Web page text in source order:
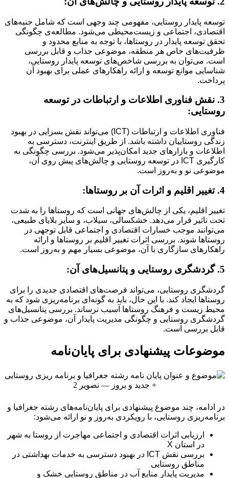
توسعه پایدار روستایی، مفهومی چند وجهی است که شامل جنبه‌های
اقتصادی، اجتماعی و زیست‌محیطی می‌شود. مطالعه‌ی چگونگی
تحقق توسعه پایدار در روستاها، با توجه به منابع محدود و
ظرفیت‌های خاص هر منطقه، موضوعی جذاب و قابل بررسی
است. می‌توان به بررسی شاخص‌های توسعه پایدار روستایی،
شناسایی موانع توسعه و ارائه راهکارهای عملی برای بهبود آن
پرداخت.
3. نقش فناوری اطلاعات و ارتباطات در توسعه
روستایی:
فناوری اطلاعات و ارتباطات (ICT) می‌تواند نقش بسزایی در بهبود
زندگی روستاییان داشته باشد. از طریق اینترنت، دسترسی به
اطلاعات و بازارهای جدید امکان‌پذیر می‌شود. بررسی چگونگی به
کارگیری ICT در توسعه روستایی و چالش‌های پیش روی آن،
موضوعی نو و به‌روز است.
4. تغییر اقلیم و اثرات آن بر روستاها:
تغییر اقلیم، یکی از چالش‌های جهانی است که روستاها را به شدت
تحت تاثیر قرار می‌دهد. خشکسالی، سیلاب، و سایر بلایای طبیعی،
می‌توانند موجب خسارات اقتصادی و اجتماعی قابل توجهی در
روستاها شوند. بررسی اثرات تغییر اقلیم بر روستاها و ارائه
راهکارهای سازگاری با آن، موضوعی بسیار مهم و به‌روز است.
5. گردشگری روستایی و پتانسیل‌های آن:
گردشگری روستایی، می‌تواند فرصت‌های اقتصادی جدیدی را برای
روستاها ایجاد کند. با این حال، باید به گونه‌ای برنامه‌ریزی شود که به
محیط زیست و فرهنگ روستاها آسیب نرساند. بررسی پتانسیل‌های
گردشگری روستایی و چگونگی مدیریت پایدار آن، موضوعی جذاب و
قابل بررسی است.
موضوعات پیشنهادی برای پایان‌نامه
در ادامه، چند موضوع پیشنهادی برای پایان‌نامه‌های رشته جغرافیا و
برنامه‌ریزی روستایی، با رویکردی به‌روز و نو ارائه می‌شود:
ارزیابی اثرات اقتصادی و اجتماعی مهاجرت از روستا به شهر
در استان X
بررسی نقش ICT در بهبود دسترسی به خدمات بهداشتی در
مناطق روستایی
مدیریت پایدار منابع آب در مناطق روستایی خشک و